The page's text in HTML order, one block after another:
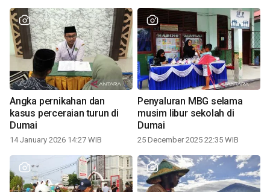
Angka pernikahan dan
kasus perceraian turun di
Dumai
14 January 2026 14:27 WIB
Penyaluran MBG selama
musim libur sekolah di
Dumai
25 December 2025 22:35 WIB